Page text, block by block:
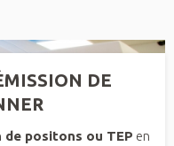
DE
de positons ou TEP en